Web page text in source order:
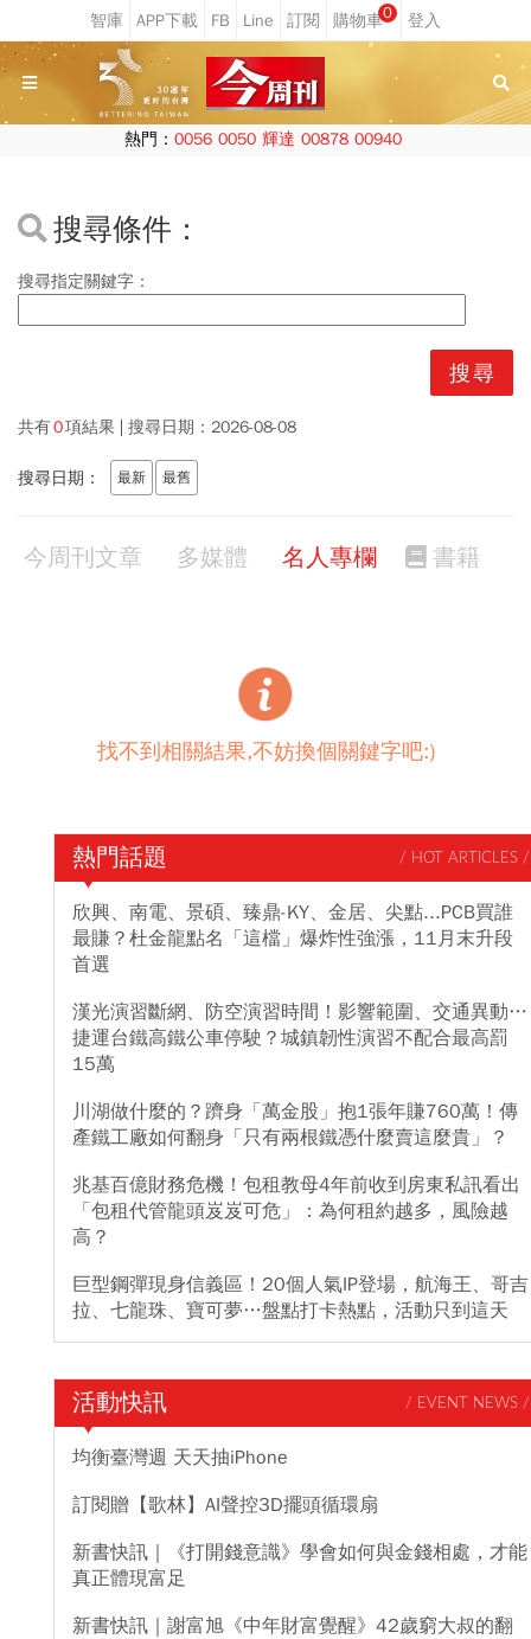
0
熱門： 0056 0050 輝達 00878 00940
搜尋條件：
搜尋指定關鍵字：
共有0項結果 搜尋日期： 2026-08-08
搜尋日期： 最新 最舊
今周刊文章 多媒體 名人專欄 書籍
找不到相關結果,不妨換個關鍵字吧:)
熱門話題 / HOT ARTICLES /
欣興、南電、景碩、臻鼎-KY、金居、尖點...PCB買誰
最賺？杜金龍點名「這檔」爆炸性強漲，11月末升段
首選
漢光演習斷網、防空演習時間！影響範圍、交通異動…
捷運台鐵高鐵公車停駛？城鎮韌性演習不配合最高罰
15萬
川湖做什麼的？躋身「萬金股」抱1張年賺760萬！傳
產鐵工廠如何翻身「只有兩根鐵憑什麼賣這麼貴」？
兆基百億財務危機！包租教母4年前收到房東私訊看出
「包租代管龍頭岌岌可危」：為何租約越多，風險越
高？
巨型鋼彈現身信義區！20個人氣IP登場，航海王、哥吉
拉、七龍珠、寶可夢…盤點打卡熱點，活動只到這天
活動快訊 / EVENT NEWS /
均衡臺灣週 天天抽iPhone
訂閱贈【歌林】AI聲控3D擺頭循環扇
新書快訊｜《打開錢意識》學會如何與金錢相處，才能
真正體現富足
新書快訊｜謝富旭《中年財富覺醒》42歲窮大叔的翻